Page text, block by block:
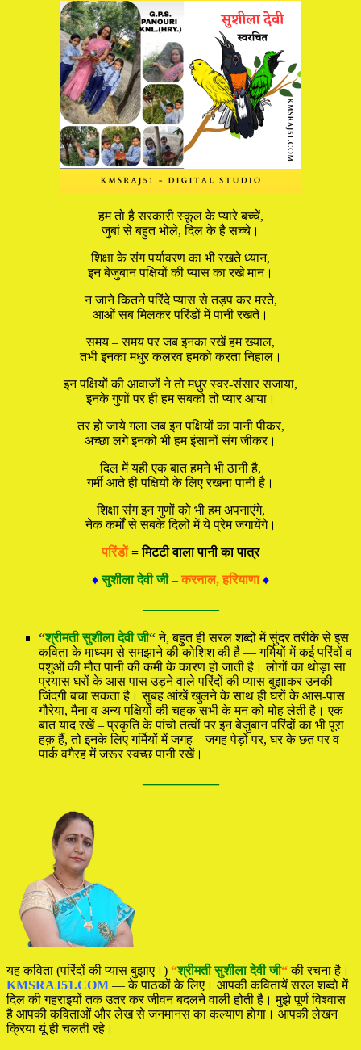
हम तो है सरकारी स्कूल के प्यारे बच्चें,
जुबां से बहुत भोले, दिल के है सच्चे।
शिक्षा के संग पर्यावरण का भी रखते ध्यान,
इन बेजुबान पक्षियों की प्यास का रखे मान।
न जाने कितने परिंदे प्यास से तड़प कर मरते,
आओं सब मिलकर परिंडों में पानी रखते।
समय – समय पर जब इनका रखें हम ख्याल,
तभी इनका मधुर कलरव हमको करता निहाल।
इन पक्षियों की आवाजों ने तो मधुर स्वर-संसार सजाया,
इनके गुणों पर ही हम सबको तो प्यार आया।
तर हो जाये गला जब इन पक्षियों का पानी पीकर,
अच्छा लगे इनको भी हम इंसानों संग जीकर।
दिल में यही एक बात हमने भी ठानी है,
गर्मी आते ही पक्षियों के लिए रखना पानी है।
शिक्षा संग इन गुणों को भी हम अपनाएंगे,
नेक कर्मों से सबके दिलों में ये प्रेम जगायेंगे।
परिंडों= मिटटी वाला पानी का पात्र
♦सुशीला देवी जी –करनाल, हरियाणा ♦
—————
“श्रीमती सुशीला देवी जी“ने, बहुत ही सरल शब्दों में सुंदर तरीके से इस
कविता के माध्यम से समझाने की कोशिश की है — गर्मियों में कई परिंदों व
पशुओं की मौत पानी की कमी के कारण हो जाती है। लोगों का थोड़ा सा
प्रयास घरों के आस पास उड़ने वाले परिंदों की प्यास बुझाकर उनकी
जिंदगी बचा सकता है। सुबह आंखें खुलने के साथ ही घरों के आस-पास
गौरेया, मैना व अन्य पक्षियों की चहक सभी के मन को मोह लेती है। एक
बात याद रखें – प्रकृति के पांचो तत्वों पर इन बेजुबान परिंदों का भी पूरा
हक़ हैं, तो इनके लिए गर्मियों में जगह – जगह पेड़ों पर, घर के छत पर व
पार्क वगैरह में जरूर स्वच्छ पानी रखें।
—————
यह कविता (परिंदों की प्यास बुझाए।) “श्रीमती सुशीला देवी जी“की रचना है।
KMSRAJ51.COM — के पाठकों के लिए। आपकी कवितायें सरल शब्दो में
दिल की गहराइयों तक उतर कर जीवन बदलने वाली होती है। मुझे पूर्ण विश्वास
है आपकी कविताओं और लेख से जनमानस का कल्याण होगा। आपकी लेखन
क्रिया यूं ही चलती रहे।